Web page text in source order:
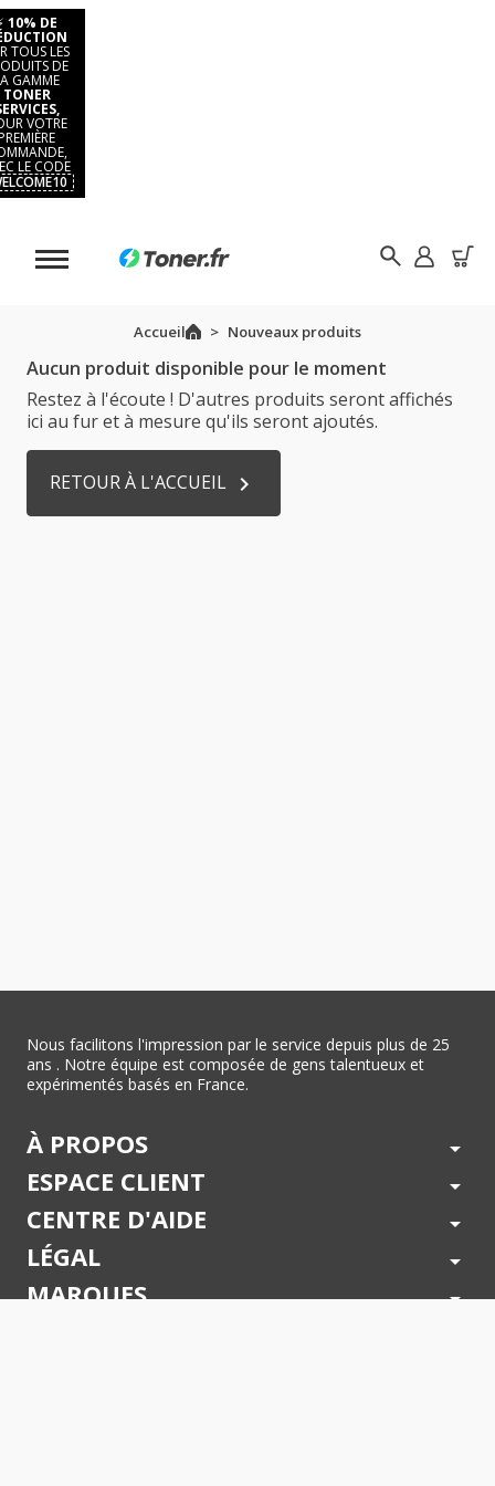
10% DE
TOUS LES
DE
GAMME
TONER
VOTRE
LE CODE
Accueil Nouveaux produits
Aucun produit disponible pour le moment
Restez à l'écoute ! D'autres produits seront affichés
ici au fur et à mesure qu'ils seront ajoutés.
RETOUR À L'ACCUEIL 
Nous facilitons l'impression par le service depuis plus de 25
ans . Notre équipe est composée de gens talentueux et
expérimentés basés en France.
À PROPOS arrow_drop_down
ESPACE CLIENT arrow_drop_down
CENTRE D'AIDE arrow_drop_down
LÉGAL arrow_drop_down
MARQUES arrow_drop_down